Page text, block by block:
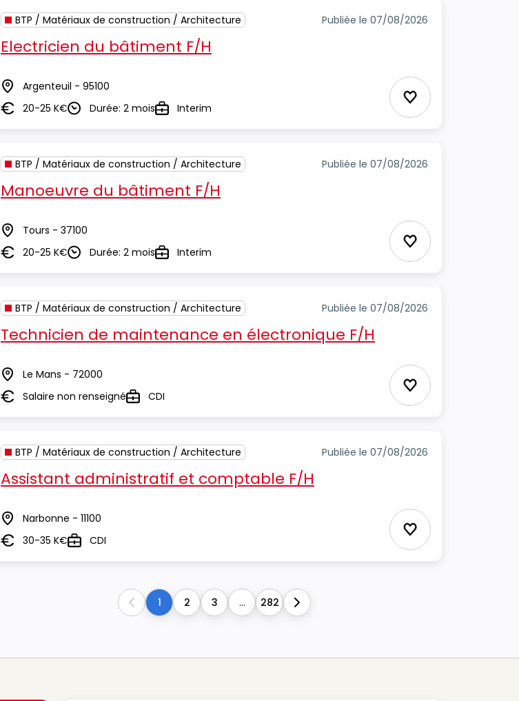
BTP / Matériaux de construction / Architecture Publiée le 07/08/2026
Electricien du bâtiment F/H
Lieu Argenteuil - 95100
Salaire20-25 K€DuréeDurée: 2 moisTypeInterim Ajouter aux
BTP / Matériaux de construction / Architecture Publiée le 07/08/2026
Manoeuvre du bâtiment F/H
Lieu Tours - 37100
Salaire20-25 K€DuréeDurée: 2 moisTypeInterim Ajouter aux
BTP / Matériaux de construction / Architecture Publiée le 07/08/2026
Technicien de maintenance en électronique F/H
Lieu Le Mans - 72000
SalaireSalaire non renseignéTypeCDI Ajouter aux
BTP / Matériaux de construction / Architecture Publiée le 07/08/2026
Assistant administratif et comptable F/H
Lieu Narbonne - 11100
Salaire30-35 K€TypeCDI Ajouter aux
Previous
1 2 3 ... 282 Next